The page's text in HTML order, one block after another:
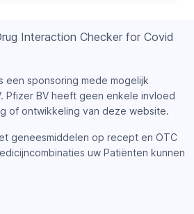
een sponsoring mede mogelijk
Pfizer BV heeft geen enkele invloed
of ontwikkeling van deze website.
geneesmiddelen op recept en OTC
uw Patiënten kunnen